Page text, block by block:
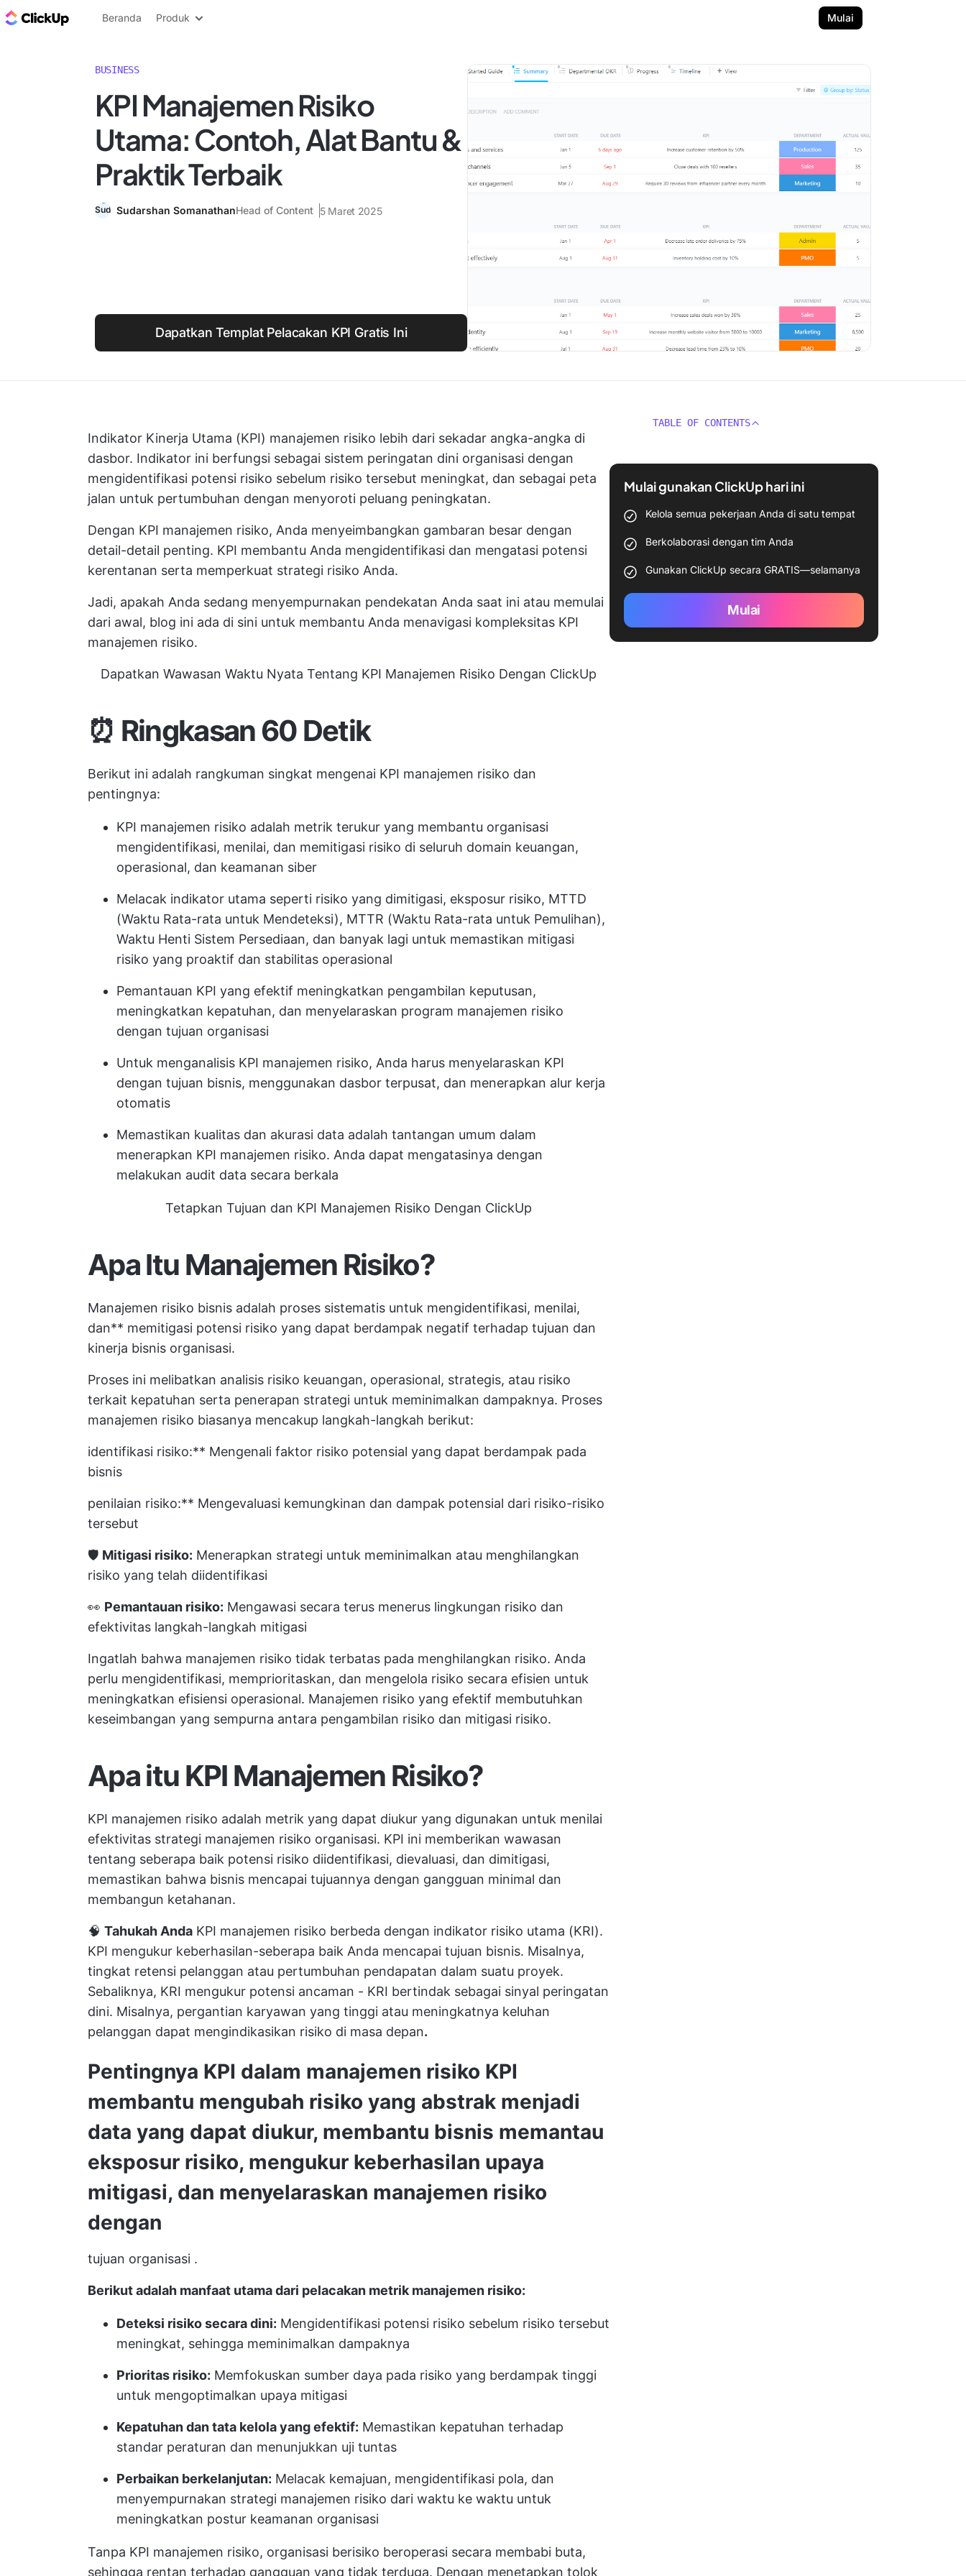
Blog ClickUp
Beranda Produk Mulai
BUSINESS
KPI Manajemen Risiko
Utama: Contoh, Alat Bantu &
Praktik Terbaik
Sudarshan SomanathanHead of Content 5 Maret 2025
Dapatkan Templat Pelacakan KPI Gratis Ini
Indikator Kinerja Utama (KPI) manajemen risiko lebih dari sekadar angka-angka di
dasbor. Indikator ini berfungsi sebagai sistem peringatan dini organisasi dengan
mengidentifikasi potensi risiko sebelum risiko tersebut meningkat, dan sebagai peta
jalan untuk pertumbuhan dengan menyoroti peluang peningkatan.
Dengan KPI manajemen risiko, Anda menyeimbangkan gambaran besar dengan
detail-detail penting. KPI membantu Anda mengidentifikasi dan mengatasi potensi
kerentanan serta memperkuat strategi risiko Anda.
Jadi, apakah Anda sedang menyempurnakan pendekatan Anda saat ini atau memulai
dari awal, blog ini ada di sini untuk membantu Anda menavigasi kompleksitas KPI
manajemen risiko.
Dapatkan Wawasan Waktu Nyata Tentang KPI Manajemen Risiko Dengan ClickUp
⏰ Ringkasan 60 Detik
Berikut ini adalah rangkuman singkat mengenai KPI manajemen risiko dan
pentingnya:
KPI manajemen risiko adalah metrik terukur yang membantu organisasi
mengidentifikasi, menilai, dan memitigasi risiko di seluruh domain keuangan,
operasional, dan keamanan siber
Melacak indikator utama seperti risiko yang dimitigasi, eksposur risiko, MTTD
(Waktu Rata-rata untuk Mendeteksi), MTTR (Waktu Rata-rata untuk Pemulihan),
Waktu Henti Sistem Persediaan, dan banyak lagi untuk memastikan mitigasi
risiko yang proaktif dan stabilitas operasional
Pemantauan KPI yang efektif meningkatkan pengambilan keputusan,
meningkatkan kepatuhan, dan menyelaraskan program manajemen risiko
dengan tujuan organisasi
Untuk menganalisis KPI manajemen risiko, Anda harus menyelaraskan KPI
dengan tujuan bisnis, menggunakan dasbor terpusat, dan menerapkan alur kerja
otomatis
Memastikan kualitas dan akurasi data adalah tantangan umum dalam
menerapkan KPI manajemen risiko. Anda dapat mengatasinya dengan
melakukan audit data secara berkala
Tetapkan Tujuan dan KPI Manajemen Risiko Dengan ClickUp
Apa Itu Manajemen Risiko?
Manajemen risiko bisnis adalah proses sistematis untuk mengidentifikasi, menilai,
dan** memitigasi potensi risiko yang dapat berdampak negatif terhadap tujuan dan
kinerja bisnis organisasi.
Proses ini melibatkan analisis risiko keuangan, operasional, strategis, atau risiko
terkait kepatuhan serta penerapan strategi untuk meminimalkan dampaknya. Proses
manajemen risiko biasanya mencakup langkah-langkah berikut:
identifikasi risiko:** Mengenali faktor risiko potensial yang dapat berdampak pada
bisnis
penilaian risiko:** Mengevaluasi kemungkinan dan dampak potensial dari risiko-risiko
tersebut
🛡️ Mitigasi risiko: Menerapkan strategi untuk meminimalkan atau menghilangkan
risiko yang telah diidentifikasi
👀 Pemantauan risiko: Mengawasi secara terus menerus lingkungan risiko dan
efektivitas langkah-langkah mitigasi
Ingatlah bahwa manajemen risiko tidak terbatas pada menghilangkan risiko. Anda
perlu mengidentifikasi, memprioritaskan, dan mengelola risiko secara efisien untuk
meningkatkan efisiensi operasional. Manajemen risiko yang efektif membutuhkan
keseimbangan yang sempurna antara pengambilan risiko dan mitigasi risiko.
Apa itu KPI Manajemen Risiko?
KPI manajemen risiko adalah metrik yang dapat diukur yang digunakan untuk menilai
efektivitas strategi manajemen risiko organisasi. KPI ini memberikan wawasan
tentang seberapa baik potensi risiko diidentifikasi, dievaluasi, dan dimitigasi,
memastikan bahwa bisnis mencapai tujuannya dengan gangguan minimal dan
membangun ketahanan.
🧠 Tahukah Anda KPI manajemen risiko berbeda dengan indikator risiko utama (KRI).
KPI mengukur keberhasilan-seberapa baik Anda mencapai tujuan bisnis. Misalnya,
tingkat retensi pelanggan atau pertumbuhan pendapatan dalam suatu proyek.
Sebaliknya, KRI mengukur potensi ancaman - KRI bertindak sebagai sinyal peringatan
dini. Misalnya, pergantian karyawan yang tinggi atau meningkatnya keluhan
pelanggan dapat mengindikasikan risiko di masa depan.
Pentingnya KPI dalam manajemen risiko KPI
membantu mengubah risiko yang abstrak menjadi
data yang dapat diukur, membantu bisnis memantau
eksposur risiko, mengukur keberhasilan upaya
mitigasi, dan menyelaraskan manajemen risiko
dengan
tujuan organisasi .
Berikut adalah manfaat utama dari pelacakan metrik manajemen risiko:
Deteksi risiko secara dini: Mengidentifikasi potensi risiko sebelum risiko tersebut
meningkat, sehingga meminimalkan dampaknya
Prioritas risiko: Memfokuskan sumber daya pada risiko yang berdampak tinggi
untuk mengoptimalkan upaya mitigasi
Kepatuhan dan tata kelola yang efektif: Memastikan kepatuhan terhadap
standar peraturan dan menunjukkan uji tuntas
Perbaikan berkelanjutan: Melacak kemajuan, mengidentifikasi pola, dan
menyempurnakan strategi manajemen risiko dari waktu ke waktu untuk
meningkatkan postur keamanan organisasi
Tanpa KPI manajemen risiko, organisasi berisiko beroperasi secara membabi buta,
sehingga rentan terhadap gangguan yang tidak terduga. Dengan menetapkan tolok
TABLE OF CONTENTS
Mulai gunakan ClickUp hari ini
Kelola semua pekerjaan Anda di satu tempat
Berkolaborasi dengan tim Anda
Gunakan ClickUp secara GRATIS—selamanya
Mulai